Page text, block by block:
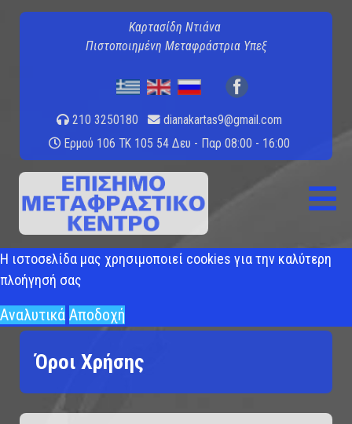
Καρτασίδη Ντιάνα
Πιστοποιημένη Μεταφράστρια Υπεξ
210 3250180
dianakartas9@gmail.com
Ερμού 106 ΤΚ 105 54Δευ - Παρ 08:00 - 16:00
Η ιστοσελίδα μας χρησιμοποιεί cookies για την καλύτερη
πλοήγησή σας
Αναλυτικά Αποδοχή
Όροι Χρήσης